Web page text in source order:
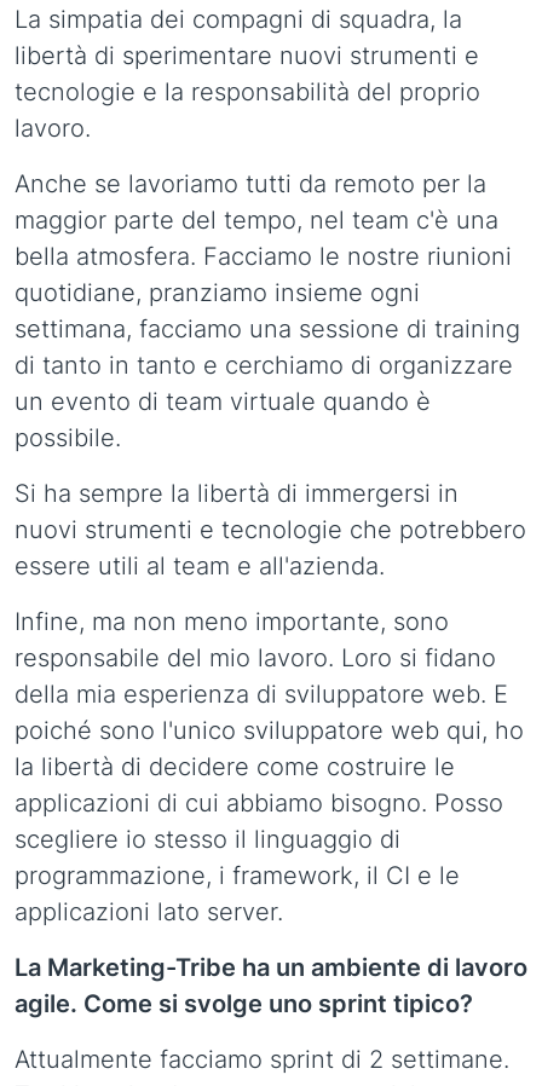
La simpatia dei compagni di squadra, la
libertà di sperimentare nuovi strumenti e
tecnologie e la responsabilità del proprio
lavoro.
Anche se lavoriamo tutti da remoto per la
maggior parte del tempo, nel team c'è una
bella atmosfera. Facciamo le nostre riunioni
quotidiane, pranziamo insieme ogni
settimana, facciamo una sessione di training
di tanto in tanto e cerchiamo di organizzare
un evento di team virtuale quando è
possibile.
Si ha sempre la libertà di immergersi in
nuovi strumenti e tecnologie che potrebbero
essere utili al team e all'azienda.
Infine, ma non meno importante, sono
responsabile del mio lavoro. Loro si fidano
della mia esperienza di sviluppatore web. E
poiché sono l'unico sviluppatore web qui, ho
la libertà di decidere come costruire le
applicazioni di cui abbiamo bisogno. Posso
scegliere io stesso il linguaggio di
programmazione, i framework, il CI e le
applicazioni lato server.
La Marketing-Tribe ha un ambiente di lavoro
agile. Come si svolge uno sprint tipico?
Attualmente facciamo sprint di 2 settimane.